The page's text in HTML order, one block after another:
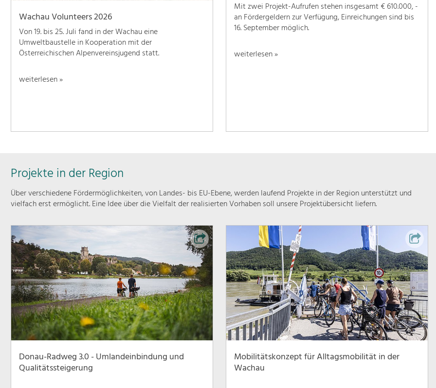
Wachau Volunteers 2026
Von 19. bis 25. Juli fand in der Wachau eine
Umweltbaustelle in Kooperation mit der
Österreichischen Alpenvereinsjugend statt.
weiterlesen »
Mit zwei Projekt-Aufrufen stehen insgesamt € 610.000, -
an Fördergeldern zur Verfügung, Einreichungen sind bis
16. September möglich.
weiterlesen »
Projekte in der Region
Über verschiedene Fördermöglichkeiten, von Landes- bis EU-Ebene, werden laufend Projekte in der Region unterstützt und
vielfach erst ermöglicht. Eine Idee über die Vielfalt der realisierten Vorhaben soll unsere Projektübersicht liefern.
Donau-Radweg 3.0 - Umlandeinbindung und
Qualitätssteigerung
Mobilitätskonzept für Alltagsmobilität in der
Wachau